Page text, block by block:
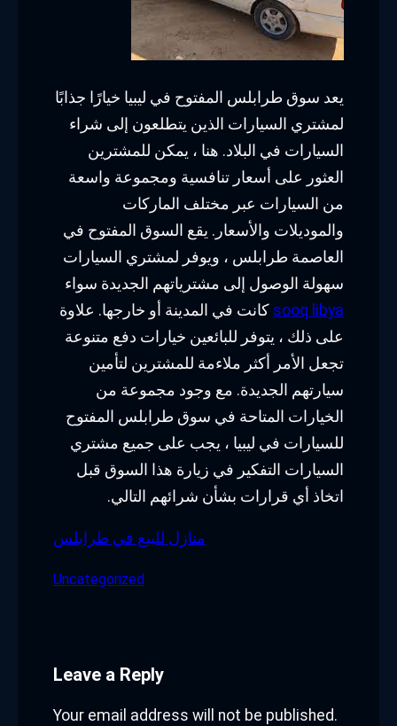
يعد سوق طرابلس المفتوح في ليبيا خيارًا جذابًا
لمشتري السيارات الذين يتطلعون إلى شراء
السيارات في البلاد. هنا ، يمكن للمشترين
العثور على أسعار تنافسية ومجموعة واسعة
من السيارات عبر مختلف الماركات
والموديلات والأسعار. يقع السوق المفتوح في
العاصمة طرابلس ، ويوفر لمشتري السيارات
سهولة الوصول إلى مشترياتهم الجديدة سواء
sooq libya كانت في المدينة أو خارجها. علاوة
على ذلك ، يتوفر للبائعين خيارات دفع متنوعة
تجعل الأمر أكثر ملاءمة للمشترين لتأمين
سيارتهم الجديدة. مع وجود مجموعة من
الخيارات المتاحة في سوق طرابلس المفتوح
للسيارات في ليبيا ، يجب على جميع مشتري
السيارات التفكير في زيارة هذا السوق قبل
اتخاذ أي قرارات بشأن شرائهم التالي.
منازل للبيع في طرابلس
Uncategorized
Leave a Reply
Your email address will not be published.